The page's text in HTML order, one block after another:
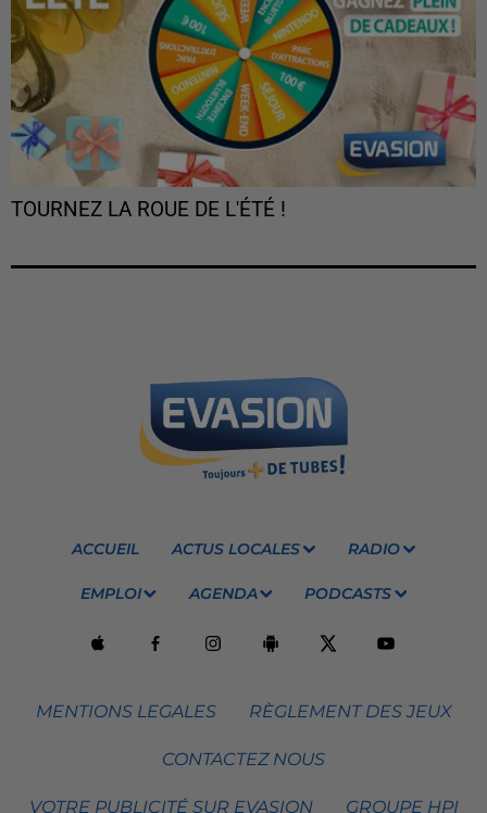
TOURNEZ LA ROUE DE L'ÉTÉ !
ACCUEIL ACTUS LOCALES RADIO
EMPLOI AGENDA PODCASTS
MENTIONS LEGALES RÈGLEMENT DES JEUX
CONTACTEZ NOUS
VOTRE PUBLICITÉ SUR EVASION GROUPE HPI